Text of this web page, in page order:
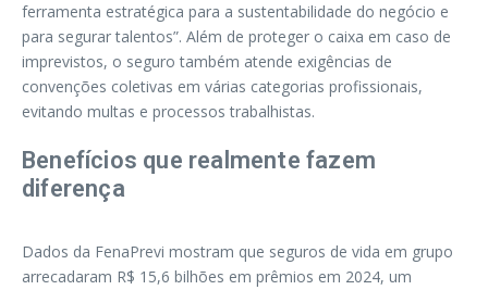
ferramenta estratégica para a sustentabilidade do negócio e
para segurar talentos”. Além de proteger o caixa em caso de
imprevistos, o seguro também atende exigências de
convenções coletivas em várias categorias profissionais,
evitando multas e processos trabalhistas.
Benefícios que realmente fazem
diferença
Dados da FenaPrevi mostram que seguros de vida em grupo
arrecadaram R$ 15,6 bilhões em prêmios em 2024, um